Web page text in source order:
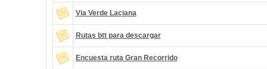
Via Verde Laciana
Rutas btt para descargar
Encuesta ruta Gran Recorrido